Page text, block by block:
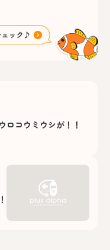
ロコウミウシが！！